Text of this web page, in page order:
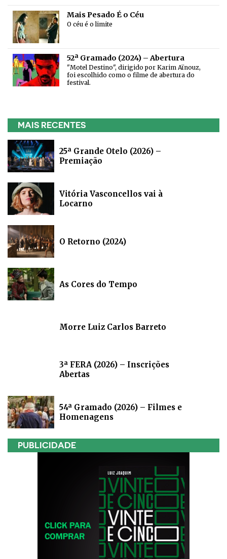
Mais Pesado É o Céu
O céu é o limite
52ª Gramado (2024) – Abertura
"Motel Destino", dirigido por Karim Aïnouz,
foi escolhido como o filme de abertura do
festival.
MAIS RECENTES
25ª Grande Otelo (2026) –
Premiação
Vitória Vasconcellos vai à
Locarno
O Retorno (2024)
As Cores do Tempo
Morre Luiz Carlos Barreto
3ª FERA (2026) – Inscrições
Abertas
54ª Gramado (2026) – Filmes e
Homenagens
PUBLICIDADE